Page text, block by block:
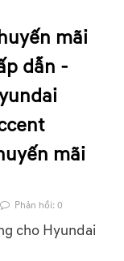
mãi
dẫn -
mãi
Phản hồi: 0
cho Hyundai